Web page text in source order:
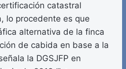
catastral
lo procedente es que
alternativa de la finca
de cabida en base a la
la DGSJFP en